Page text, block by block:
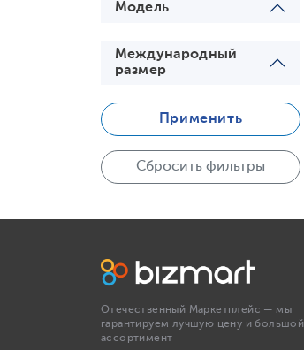
Модель
Международный
размер
Применить
Сбросить фильтры
Отечественный Маркетплейс — мы
гарантируем лучшую цену и большой
ассортимент